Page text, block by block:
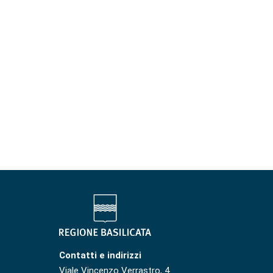
Contatti e indirizzi
Viale Vincenzo Verrastro, 4